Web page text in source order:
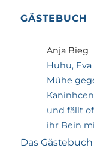
GÄSTEBUCH
Anja Bieg
Huhu,
Mühe
und fällt
ihr Bein
Das